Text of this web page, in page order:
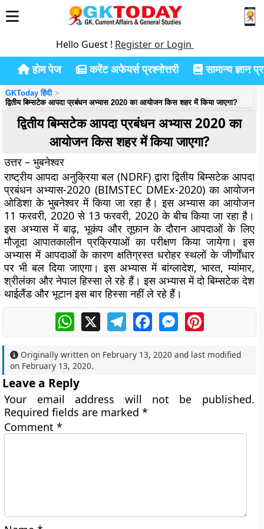
Hello Guest ! Register or Login
होम पेज करेंट अफेयर्स प्रश्नोत्तरी सामान्य ज्ञान
GKToday हिंदी
द्वितीय बिम्सटेक आपदा प्रबंधन अभ्यास 2020 का आयोजन किस शहर में किया जाएगा?
द्वितीय बिम्सटेक आपदा प्रबंधन अभ्यास 2020 का
आयोजन किस शहर में किया जाएगा?
उत्तर – भुबनेश्वर
राष्ट्रीय आपदा अनुक्रिया बल (NDRF) द्वारा द्वितीय बिम्सटेक आपदा
प्रबंधन अभ्यास-2020 (BIMSTEC DMEx-2020) का आयोजन
ओडिशा के भुबनेश्वर में किया जा रहा है। इस अभ्यास का आयोजन
11 फरवरी, 2020 से 13 फरवरी, 2020 के बीच किया जा रहा है।
इस अभ्यास में बाढ़, भूकंप और तूफ़ान के दौरान आपदाओं के लिए
मौजूदा आपातकालीन प्रक्रियाओं का परीक्षण किया जायेगा। इस
अभ्यास में आपदाओं के कारण क्षतिग्रस्त धरोहर स्थलों के जीर्णोंधार
पर भी बल दिया जाएगा। इस अभ्यास में बांग्लादेश, भारत, म्यांमार,
श्रीलंका और नेपाल हिस्सा ले रहे हैं। इस अभ्यास में दो बिम्सटेक देश
थाईलैंड और भूटान इस बार हिस्सा नहीं ले रहे हैं।
WhatsApp
X TelegramFacebookMessengerPinterest
Originally written on February 13, 2020 and last modified
on February 13, 2020.
Leave a Reply
Your email address will not be published.
Required fields are marked*
Comment*